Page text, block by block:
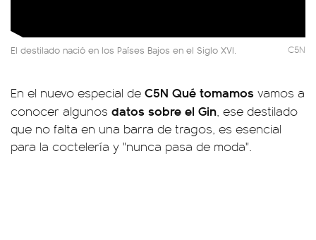
El destilado nació en los Países Bajos en el Siglo XVI. C5N
En el nuevo especial de C5N Qué tomamos vamos a
conocer algunos datos sobre el Gin, ese destilado
que no falta en una barra de tragos, es esencial
para la coctelería y "nunca pasa de moda".